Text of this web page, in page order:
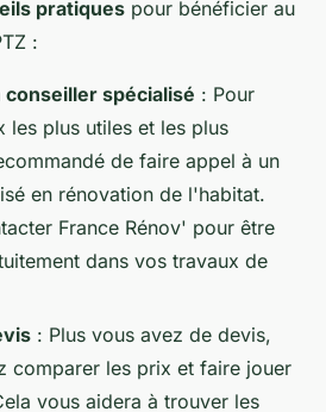
pratiques pour bénéficier au
:
conseiller spécialisé : Pour
les plus utiles et les plus
de faire appel à un
en rénovation de l'habitat.
France Rénov' pour être
dans vos travaux de
: Plus vous avez de devis,
comparer les prix et faire jouer
vous aidera à trouver les